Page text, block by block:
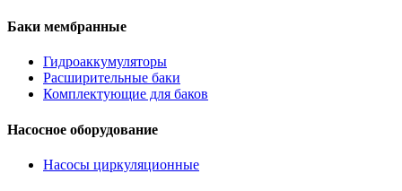
Баки мембранные
Гидроаккумуляторы
Расширительные баки
Комплектующие для баков
Насосное оборудование
Насосы циркуляционные